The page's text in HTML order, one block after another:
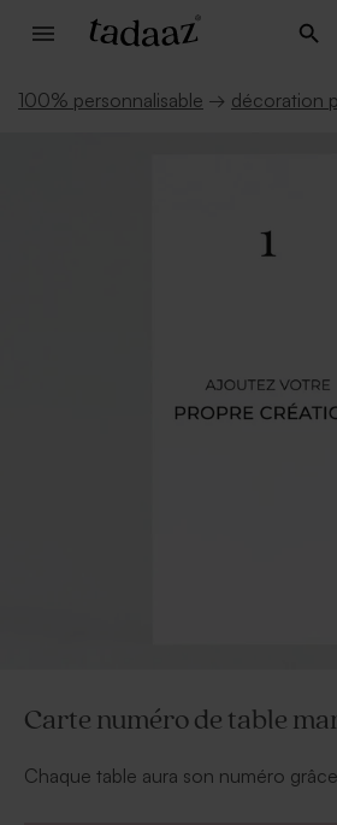
100% personnalisable → décoration
Carte numéro de table
Chaque table aura son numéro